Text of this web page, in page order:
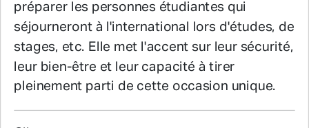
préparer les personnes étudiantes qui
séjourneront à l'international lors d'études, de
stages, etc. Elle met l'accent sur leur sécurité,
leur bien-être et leur capacité à tirer
pleinement parti de cette occasion unique.